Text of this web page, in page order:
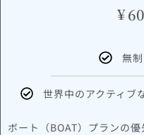
¥
無
世界中のアクティブ
ボート（BOAT）プランの